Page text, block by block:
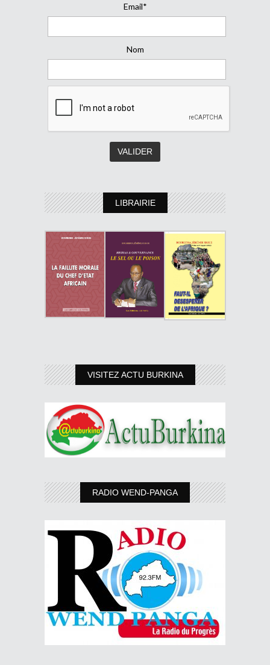
Email*
Nom
LIBRAIRIE
VISITEZ ACTU BURKINA
RADIO WEND-PANGA